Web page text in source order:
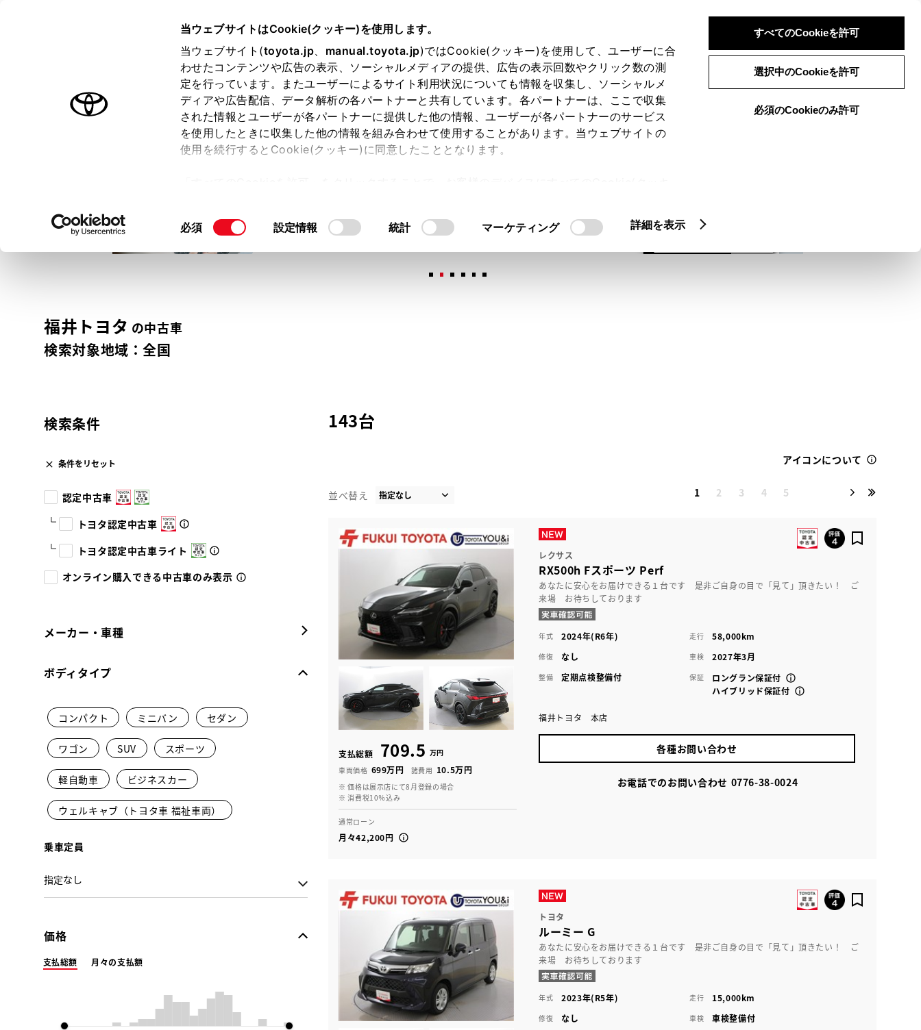
当ウェブサイトはCookie(クッキー)を使用します。
当ウェブサイト(toyota.jp、 manual.toyota.jp)ではCookie(クッキー)を使用して、ユーザーに合
わせたコンテンツや広告の表示、ソーシャルメディアの提供、広告の表示回数やクリック数の測
定を行っています。またユーザーによるサイト利用状況についても情報を収集し、ソーシャルメ
ディアや広告配信、データ解析の各パートナーと共有しています。各パートナーは、ここで収集
された情報とユーザーが各パートナーに提供した他の情報、ユーザーが各パートナーのサービス
を使用したときに収集した他の情報を組み合わせて使用することがあります。当ウェブサイトの
使用を続行するとCookie(クッキー)に同意したこととなります。
て」をご覧ください。
同
必須 設定情報 統計 マーケティング 詳細を表示
すべてのCookieを許可
選択中のCookieを許可
必須のCookieのみ許可
ログイン 検索 メニュー
オーナーサポート トピックス
トヨタ認定中古車 メニュー
トヨタ認定中古車の魅力 3つの買い方 オンライン購入お気に入り 保存した見積り
福井トヨタ の中古車
検索対象地域：全国
検索条件
条件をリセット
認定中古車
トヨタ認定中古車
トヨタ認定中古車ライト
オンライン購入できる中古車のみ表示
メーカー・車種
ボディタイプ
コンパクト ミニバン セダン
ワゴン SUV スポーツ
軽自動車 ビジネスカー
ウェルキャブ（トヨタ車 福祉車両）
乗車定員
価格
支払総額 月々の支払額
143台
アイコンについて
並べ替え 1 2 3 4 5
支払総額 709.5 万円
車両価格 699万円 諸費用 10.5万円
※ 価格は展示店にて8月登録の場合
※ 消費税10％込み
通常ローン
月々42,200円
レクサス
RX500h Fスポーツ Perf
あなたに安心をお届けできる１台です 是非ご自身の目で「見て」頂きたい！ ご
来場 お待ちしております
年式 2024年(R6年) 走行 58,000km
修復 なし 車検 2027年3月
整備 定期点検整備付 保証
ロングラン保証付
ハイブリッド保証付
福井トヨタ 本店
各種お問い合わせ
お電話でのお問い合わせ 0776-38-0024
トヨタ
ルーミー G
あなたに安心をお届けできる１台です 是非ご自身の目で「見て」頂きたい！ ご
来場 お待ちしております
年式 2023年(R5年) 走行 15,000km
修復 なし 車検 車検整備付